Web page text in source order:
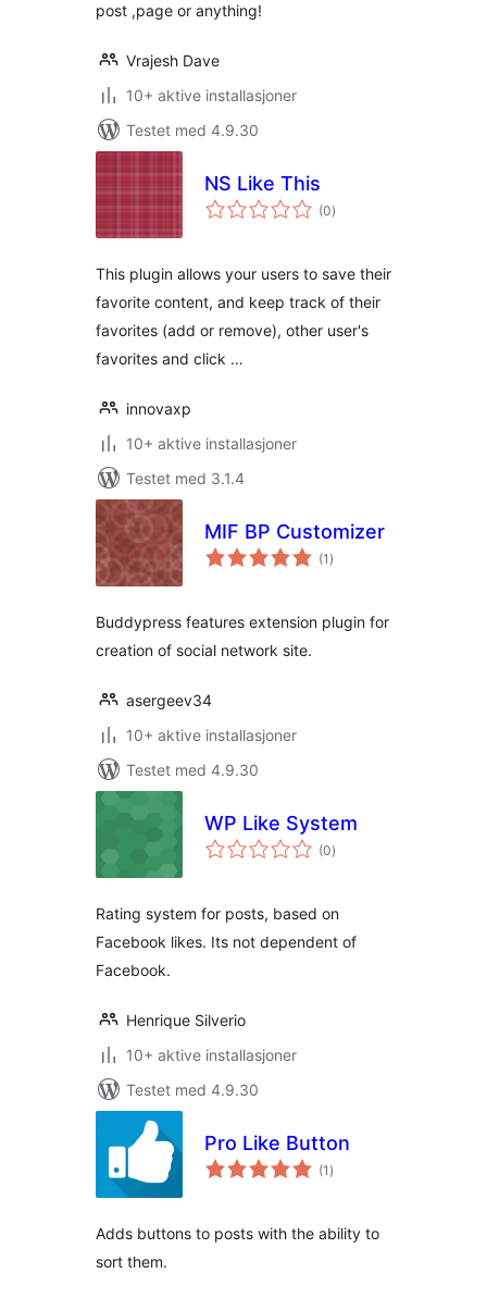
post ,page or anything!
Vrajesh Dave
10+ aktive installasjoner
Testet med 4.9.30
NS Like This
(0totale
vurderinger
)
This plugin allows your users to save their
favorite content, and keep track of their
favorites (add or remove), other user's
favorites and click …
innovaxp
10+ aktive installasjoner
Testet med 3.1.4
MIF BP Customizer
(1 totale
vurderinger
)
Buddypress features extension plugin for
creation of social network site.
asergeev34
10+ aktive installasjoner
Testet med 4.9.30
WP Like System
(0totale
vurderinger
)
Rating system for posts, based on
Facebook likes. Its not dependent of
Facebook.
Henrique Silverio
10+ aktive installasjoner
Testet med 4.9.30
Pro Like Button
(1 totale
vurderinger
)
Adds buttons to posts with the ability to
sort them.